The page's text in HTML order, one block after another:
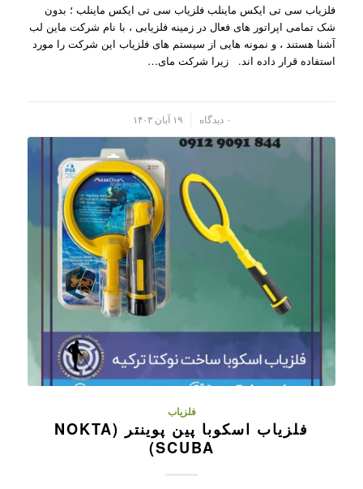
فلزیاب سی تی ایکس ماینلب فلزیاب سی تی ایکس ماینلب ؛ بدون
شک تمامی اپراتور های فعال در زمینه فلزیابی ، با نام شرکت ماین لب
آشنا هستند ، و نمونه هایی از سیستم های فلزیاب این شرکت را مورد
استفاده قرار داده اند. زیرا شرکت مای…
۰ دیدگاه ۱۹ آبان ۱۴۰۳
فلزیاب
فلزیاب اسکوبا پین پوینتر (NOKTA
SCUBA)